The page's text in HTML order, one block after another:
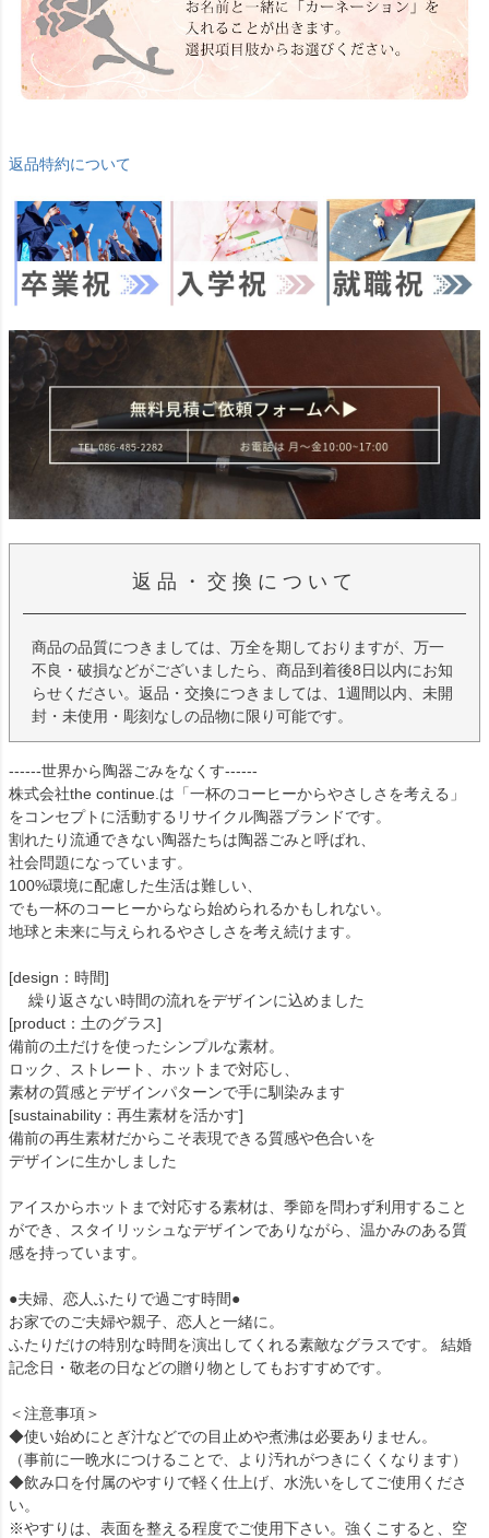
返品特約について
返品・交換について
商品の品質につきましては、万全を期しておりますが、万一
不良・破損などがございましたら、商品到着後8日以内にお知
らせください。返品・交換につきましては、1週間以内、未開
封・未使用・彫刻なしの品物に限り可能です。
------世界から陶器ごみをなくす------
株式会社the continue.は「一杯のコーヒーからやさしさを考える」
をコンセプトに活動するリサイクル陶器ブランドです。
割れたり流通できない陶器たちは陶器ごみと呼ばれ、
社会問題になっています。
100%環境に配慮した生活は難しい、
でも一杯のコーヒーからなら始められるかもしれない。
地球と未来に与えられるやさしさを考え続けます。
[design：時間]
繰り返さない時間の流れをデザインに込めました
[product：土のグラス]
備前の土だけを使ったシンプルな素材。
ロック、ストレート、ホットまで対応し、
素材の質感とデザインパターンで手に馴染みます
[sustainability：再生素材を活かす]
備前の再生素材だからこそ表現できる質感や色合いを
デザインに生かしました
アイスからホットまで対応する素材は、季節を問わず利用すること
ができ、スタイリッシュなデザインでありながら、温かみのある質
感を持っています。
●夫婦、恋人ふたりで過ごす時間●
お家でのご夫婦や親子、恋人と一緒に。
ふたりだけの特別な時間を演出してくれる素敵なグラスです。 結婚
記念日・敬老の日などの贈り物としてもおすすめです。
＜注意事項＞
◆使い始めにとぎ汁などでの目止めや煮沸は必要ありません。
（事前に一晩水につけることで、より汚れがつきにくくなります）
◆飲み口を付属のやすりで軽く仕上げ、水洗いをしてご使用くださ
い。
※やすりは、表面を整える程度でご使用下さい。強くこすると、空